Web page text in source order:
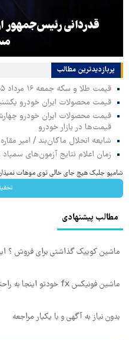
قدردانی رئیس‌جمهور
پربازدیدترین‌ مطالب
قیمت طلا و سکه جمعه ۱۶ مرداد ۱۴۰۵/ طلای ۱۸ عیار امروز چند؟
قیمت محصولات ایران خودرو یکشنبه ۱۸ مرداد ۱۴۰۵/ کاهش قیمت
قیمت‌ها در بازار خودرو
شایعه انحلال ماکان‌بند / امیر
زمان اعلام نتایج آزمون‌های
شامپو جلبک هیچ جای خالی توی موهات نمیذاره
مطالب پیشنهادی
ماشین کوییک گذاشتی برای فروش ؟
ماشین فونیکس fx خودتو اینجا به راحتی بفروش
بدون نیاز به آگهی و با یکبار مراجعه